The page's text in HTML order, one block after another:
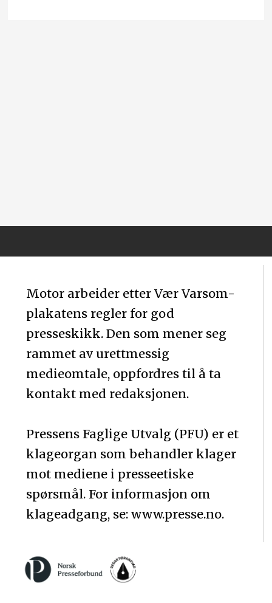
Motor arbeider etter Vær Varsom-
plakatens regler for god
presseskikk. Den som mener seg
rammet av urettmessig
medieomtale, oppfordres til å ta
kontakt med redaksjonen.
Pressens Faglige Utvalg (PFU) er et
klageorgan som behandler klager
mot mediene i presseetiske
spørsmål. For informasjon om
klageadgang, se: www.presse.no.